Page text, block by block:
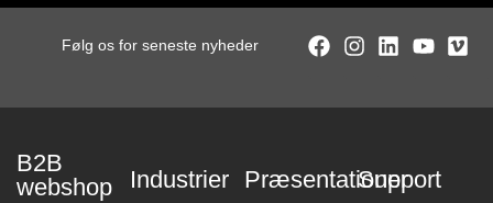
Følg os for seneste nyheder
B2B
webshop
Industrier Præsentationer
Support